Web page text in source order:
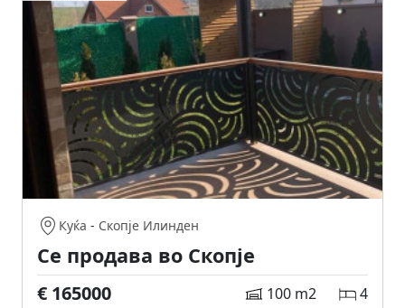
Куќа - Скопје Илинден
Се продава во Скопје
€ 165000 100 m2 4